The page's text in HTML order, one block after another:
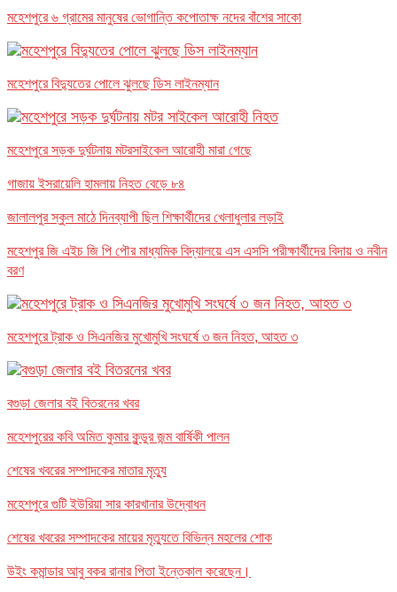
মহেশপুরে ৬ গ্রামের মানুষের ভোগান্তি কপোতাক্ষ নদের বাঁশের সাকো
মহেশপুরে বিদ্যুতের পোলে ঝুলছে ডিস লাইনম্যান
মহেশপুরে সড়ক দুর্ঘটনায় মটরসাইকেল আরোহী মারা গেছে
গাজায় ইসরায়েলি হামলায় নিহত বেড়ে ৮৪
জালালপুর স্কুল মাঠে দিনব্যাপী ছিল শিক্ষার্থীদের খেলাধুলার লড়াই
মহেশপুর জি এইচ জি পি পৌর মাধ্যমিক বিদ্যালয়ে এস এসসি পরীক্ষার্থীদের বিদায় ও নবীন
বরণ
মহেশপুরে ট্রাক ও সিএনজির মুখোমুখি সংঘর্ষে ৩ জন নিহত, আহত ৩
বগুড়া জেলার বই বিতরনের খবর
মহেশপুরের কবি অমিত কুমার কুন্ডুর জন্ম বার্ষিকী পালন
শেষের খবরের সম্পাদকের মাতার মৃত্যু
মহেশপুরে গুটি ইউরিয়া সার কারখানার উদ্বোধন
শেষের খবরের সম্পাদকের মায়ের মৃত্যুতে বিভিন্ন মহলের শোক
উইং কমান্ডার আবু বকর রানার পিতা ইন্তেকাল করেছেন।